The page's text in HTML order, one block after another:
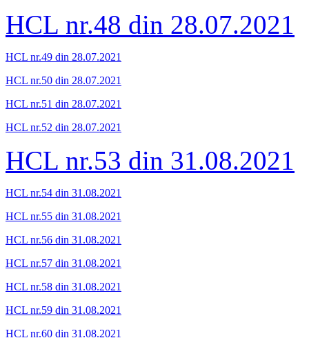
HCL nr.48 din 28.07.2021
HCL nr.49 din 28.07.2021
HCL nr.50 din 28.07.2021
HCL nr.51 din 28.07.2021
HCL nr.52 din 28.07.2021
HCL nr.53 din 31.08.2021
HCL nr.54 din 31.08.2021
HCL nr.55 din 31.08.2021
HCL nr.56 din 31.08.2021
HCL nr.57 din 31.08.2021
HCL nr.58 din 31.08.2021
HCL nr.59 din 31.08.2021
HCL nr.60 din 31.08.2021